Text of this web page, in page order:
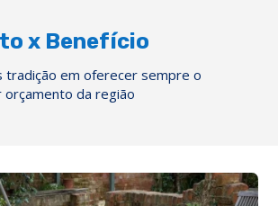
x Benefício
tradição em oferecer sempre o
orçamento da região